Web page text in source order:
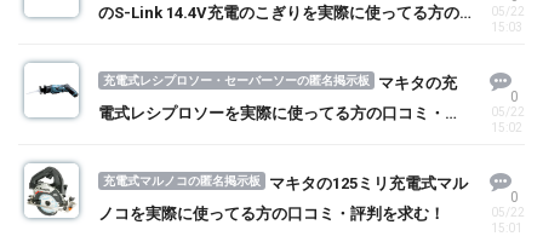
のS-Link 14.4V充電のこぎりを実際に使ってる方の
05/22
15:03
充電式レシプロソー・セーバーソーの匿名掲示板
マキタの充
電式レシプロソーを実際に使ってる方の口コミ・評
0
05/22
15:02
充電式マルノコの匿名掲示板
マキタの125ミリ充電式マル
ノコを実際に使ってる方の口コミ・評判を求む！
0
05/22
15:01